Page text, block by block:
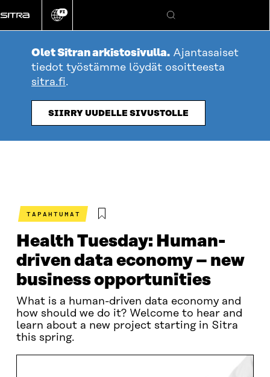
suoraan
sisältöön
Vaihda
kieli
FI
Hae
Olet Sitran arkistosivulla. Ajantasaiset
tiedot työstämme löydät osoitteesta
sitra.fi.
SIIRRY UUDELLE SIVUSTOLLE
TAPAHTUMAT
Health Tuesday: Human-
driven data economy – new
business opportunities
What is a human-driven data economy and
how should we do it? Welcome to hear and
learn about a new project starting in Sitra
this spring.